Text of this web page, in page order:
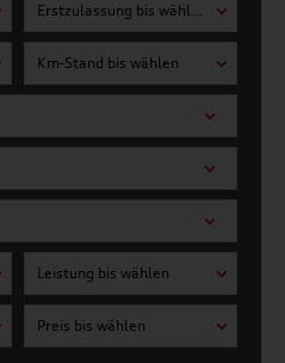
Erstzulassung bis wählen
Km-Stand bis wählen
Leistung bis wählen
Preis bis wählen